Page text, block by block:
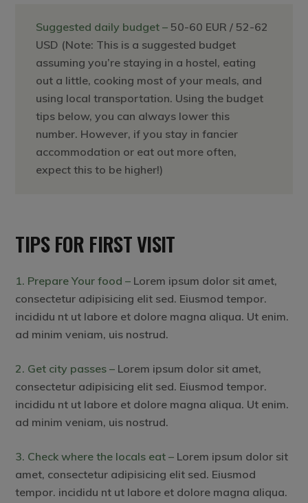
Suggested daily budget – 50-60 EUR / 52-62
USD (Note: This is a suggested budget
assuming you’re staying in a hostel, eating
out a little, cooking most of your meals, and
using local transportation. Using the budget
tips below, you can always lower this
number. However, if you stay in fancier
accommodation or eat out more often,
expect this to be higher!)
TIPS FOR FIRST VISIT
1. Prepare Your food – Lorem ipsum dolor sit amet,
consectetur adipisicing elit sed. Eiusmod tempor.
incididu nt ut labore et dolore magna aliqua. Ut enim.
ad minim veniam, uis nostrud.
2. Get city passes – Lorem ipsum dolor sit amet,
consectetur adipisicing elit sed. Eiusmod tempor.
incididu nt ut labore et dolore magna aliqua. Ut enim.
ad minim veniam, uis nostrud.
3. Check where the locals eat – Lorem ipsum dolor sit
amet, consectetur adipisicing elit sed. Eiusmod
tempor. incididu nt ut labore et dolore magna aliqua.